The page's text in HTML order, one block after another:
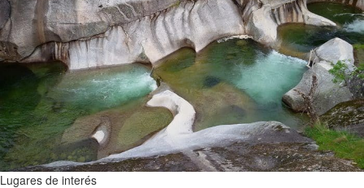
Lugares de interés